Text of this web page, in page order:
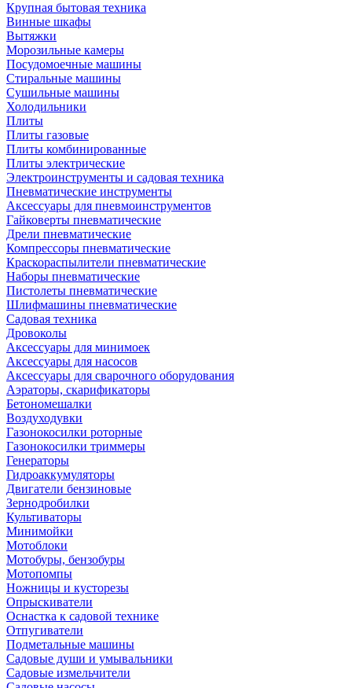
Крупная бытовая техника
Винные шкафы
Вытяжки
Морозильные камеры
Посудомоечные машины
Стиральные машины
Сушильные машины
Холодильники
Плиты
Плиты газовые
Плиты комбинированные
Плиты электрические
Электроинструменты и садовая техника
Пневматические инструменты
Аксессуары для пневмоинструментов
Гайковерты пневматические
Дрели пневматические
Компрессоры пневматические
Краскораспылители пневматические
Наборы пневматические
Пистолеты пневматические
Шлифмашины пневматические
Садовая техника
Дровоколы
Аксессуары для минимоек
Аксессуары для насосов
Аксессуары для сварочного оборудования
Аэраторы, скарификаторы
Бетономешалки
Воздуходувки
Газонокосилки роторные
Газонокосилки триммеры
Генераторы
Гидроаккумуляторы
Двигатели бензиновые
Зернодробилки
Культиваторы
Минимойки
Мотоблоки
Мотобуры, бензобуры
Мотопомпы
Ножницы и кусторезы
Опрыскиватели
Оснастка к садовой технике
Отпугиватели
Подметальные машины
Садовые души и умывальники
Садовые измельчители